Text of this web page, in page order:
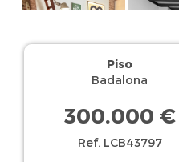
Piso
Badalona
300.000 €
Ref. LCB43797